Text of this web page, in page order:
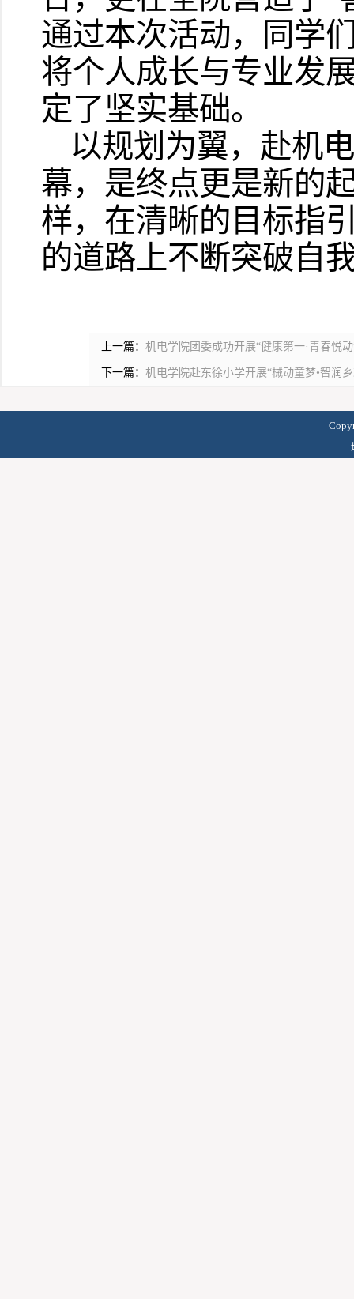
通过本次活动，同学
将个人成长与专业发
定了坚实基础。
以规划为翼，赴机
幕，是终点更是新的
样，在清晰的目标指
的道路上不断突破自
上一篇： 机电学院团委成功开展“健康第一·青春悦
下一篇： 机电学院赴东徐小学开展“械动童梦•智润